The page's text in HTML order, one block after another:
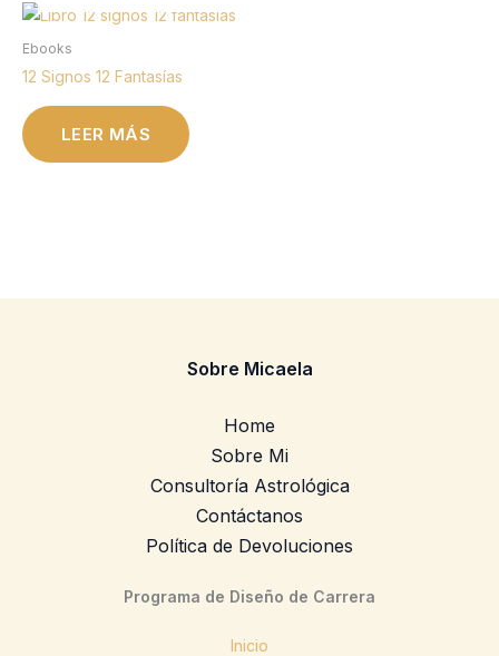
Ebooks
12 Signos 12 Fantasías
LEER MÁS
Sobre Micaela
Home
Sobre Mi
Consultoría Astrológica
Contáctanos
Política de Devoluciones
Programa de Diseño de Carrera
Inicio